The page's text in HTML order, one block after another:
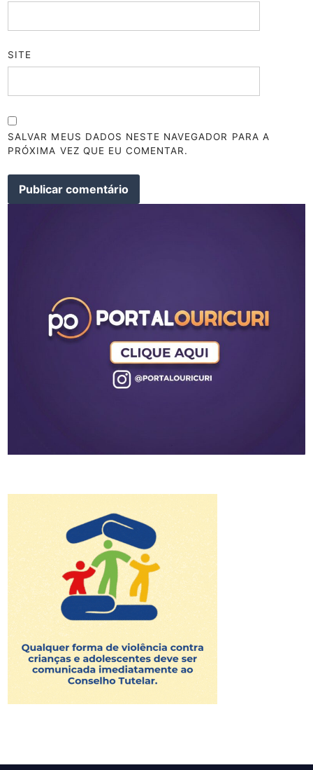
SITE
SALVAR MEUS DADOS NESTE NAVEGADOR PARA A
PRÓXIMA VEZ QUE EU COMENTAR.